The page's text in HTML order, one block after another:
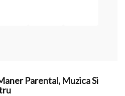
Parental, Muzica Si